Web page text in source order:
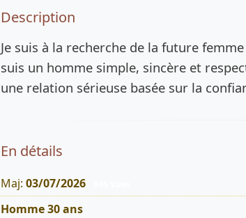
Description de l’annonce
Description
Je suis à la recherche de la future
suis un homme simple, sincère et
une relation sérieuse basée sur la
En détails
Maj: 03/07/2026
Homme 30 ans